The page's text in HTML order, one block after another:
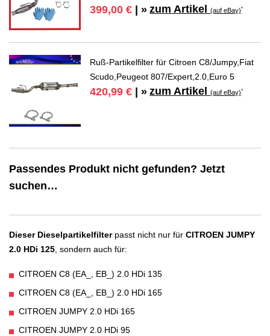
399,00 € | » zum Artikel(auf eBay)*
Ruß-Partikelfilter für Citroen C8/Jumpy,Fiat
Scudo,Peugeot 807/Expert,2.0,Euro 5
420,99 € | » zum Artikel(auf eBay)*
Passendes Produkt nicht gefunden? Jetzt
suchen…
Dieser Dieselpartikelfilterpasst nicht nur für CITROEN JUMPY
2.0 HDi 125 , sondern auch für:
CITROEN C8 (EA_, EB_) 2.0 HDi 135
CITROEN C8 (EA_, EB_) 2.0 HDi 165
CITROEN JUMPY 2.0 HDi 165
CITROEN JUMPY 2.0 HDi 95